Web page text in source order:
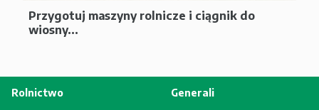
Przygotuj maszyny rolnicze i ciągnik do
wiosny...
Rolnictwo
Generali